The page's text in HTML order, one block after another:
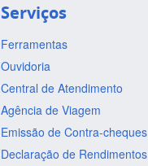
Serviços
Ferramentas
Ouvidoria
Central de Atendimento
Agência de Viagem
Emissão de Contra-cheques
Declaração de Rendimentos